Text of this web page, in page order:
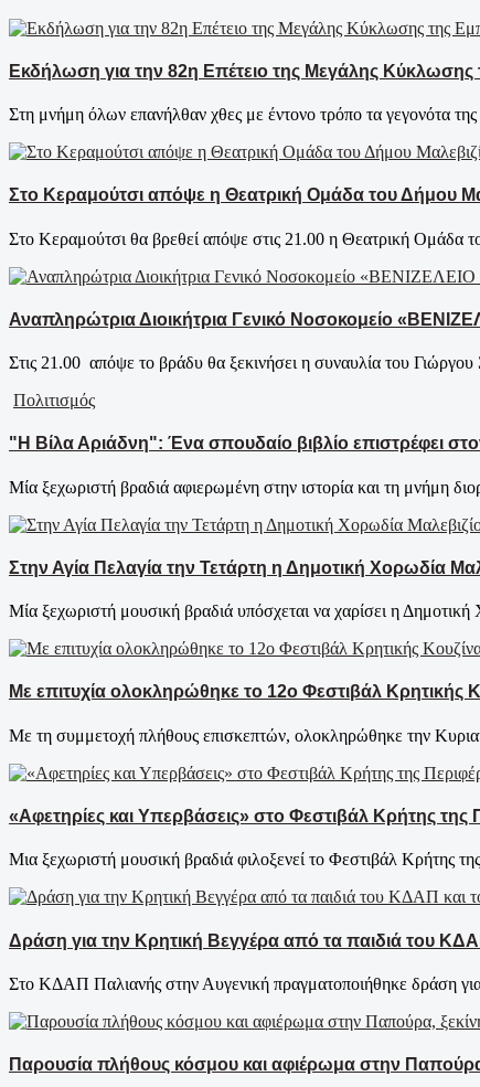
Εκδήλωση για την 82η Επέτειο της Μεγάλης
Στη μνήμη όλων επανήλθαν χθες με έντονο τρόπο τα γεγονότα
Στο Κεραμούτσι απόψε η Θεατρική Ομάδα του Δήμου
Στο Κεραμούτσι θα βρεθεί απόψε στις 21.00 η Θεατρική Ομάδα
Αναπληρώτρια Διοικήτρια Γενικό Νοσοκομείο
Στις 21.00 απόψε το βράδυ θα ξεκινήσει η συναυλία του
Πολιτισμός
"Η Βίλα Αριάδνη": Ένα σπουδαίο βιβλίο επιστρέφει
Μία ξεχωριστή βραδιά αφιερωμένη στην ιστορία και τη μνήμη
Στην Αγία Πελαγία την Τετάρτη η Δημοτική Χορωδία
Μία ξεχωριστή μουσική βραδιά υπόσχεται να χαρίσει η
Με επιτυχία ολοκληρώθηκε το 12ο Φεστιβάλ Κρητικής
Με τη συμμετοχή πλήθους επισκεπτών, ολοκληρώθηκε την
«Αφετηρίες και Υπερβάσεις» στο Φεστιβάλ Κρήτης
Μια ξεχωριστή μουσική βραδιά φιλοξενεί το Φεστιβάλ Κρήτης
Δράση για την Κρητική Βεγγέρα από τα παιδιά του
Στο ΚΔΑΠ Παλιανής στην Αυγενική πραγματοποιήθηκε δράση
Παρουσία πλήθους κόσμου και αφιέρωμα στην